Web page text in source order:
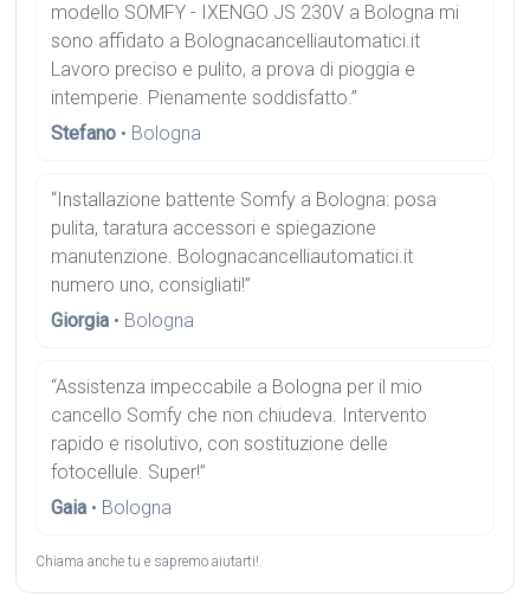
modello SOMFY - IXENGO JS 230V a Bologna mi
sono affidato a Bolognacancelliautomatici.it
Lavoro preciso e pulito, a prova di pioggia e
intemperie. Pienamente soddisfatto.”
Stefano • Bologna
“Installazione battente Somfy a Bologna: posa
pulita, taratura accessori e spiegazione
manutenzione. Bolognacancelliautomatici.it
numero uno, consigliati!”
Giorgia • Bologna
“Assistenza impeccabile a Bologna per il mio
cancello Somfy che non chiudeva. Intervento
rapido e risolutivo, con sostituzione delle
fotocellule. Super!”
Gaia • Bologna
Chiama anche tu e sapremo aiutarti!.